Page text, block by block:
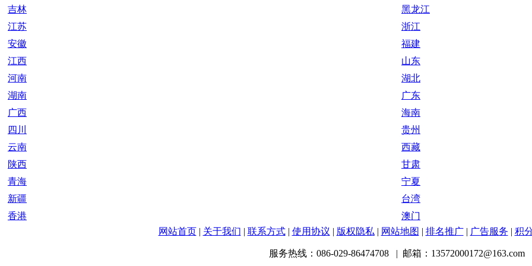
吉林
黑龙江
江苏
浙江
安徽
福建
江西
山东
河南
湖北
湖南
广东
广西
海南
四川
贵州
云南
西藏
陕西
甘肃
青海
宁夏
新疆
台湾
香港
澳门
网站首页| 关于我们 | 联系方式| 使用协议 | 版权隐私 | 网站地图 | 排名推广| 广告服务 | 积
服务热线：086-029-86474708 | 邮箱：13572000172@163.com